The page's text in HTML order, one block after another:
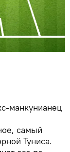
манкунианец
самый
Туниса.